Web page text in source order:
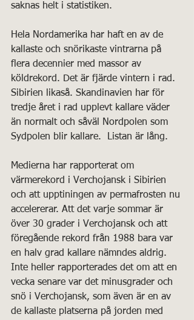
saknas helt i statistiken.
Hela Nordamerika har haft en av de
kallaste och snörikaste vintrarna på
flera decennier med massor av
köldrekord. Det är fjärde vintern i rad.
Sibirien likaså. Skandinavien har för
tredje året i rad upplevt kallare väder
än normalt och såväl Nordpolen som
Sydpolen blir kallare.  Listan är lång.
Medierna har rapporterat om
värmerekord i Verchojansk i Sibirien
och att upptiningen av permafrosten nu
accelererar. Att det varje sommar är
över 30 grader i Verchojansk och att
föregående rekord från 1988 bara var
en halv grad kallare nämndes aldrig.
Inte heller rapporterades det om att en
vecka senare var det minusgrader och
snö i Verchojansk, som även är en av
de kallaste platserna på jorden med